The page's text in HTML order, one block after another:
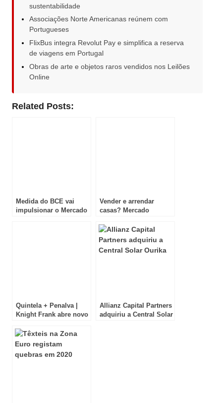
sustentabilidade
Associações Norte Americanas reúnem com
Portugueses
FlixBus integra Revolut Pay e simplifica a reserva
de viagens em Portugal
Obras de arte e objetos raros vendidos nos Leilões
Online
Related Posts:
Medida do BCE vai
impulsionar o Mercado
Vender e arrendar
casas? Mercado
confiança no final de
2025
Quintela + Penalva |
Knight Frank abre novo
junto às Amoreiras
Allianz Capital Partners
adquiriu a Central Solar